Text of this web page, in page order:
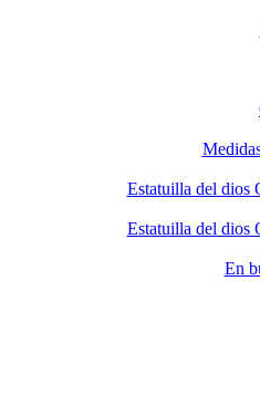
Estatuilla del dios
Estatuilla del dios
En